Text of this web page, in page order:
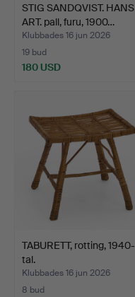
STIG SANDQVIST. HANS
ART. pall, furu, 1900…
Klubbades 16 jun 2026
19 bud
180 USD
TABURETT, rotting, 1940-
tal.
Klubbades 16 jun 2026
8 bud